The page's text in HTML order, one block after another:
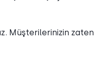
Müşterilerinizin zaten